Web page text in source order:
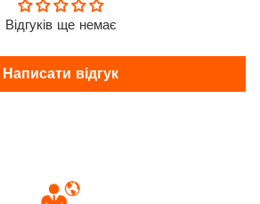
Відгуків ще немає
Написати відгук